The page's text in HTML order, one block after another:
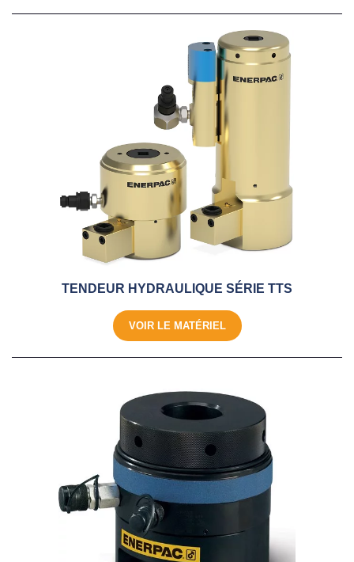
TENDEUR HYDRAULIQUE SÉRIE TTS
VOIR LE MATÉRIEL